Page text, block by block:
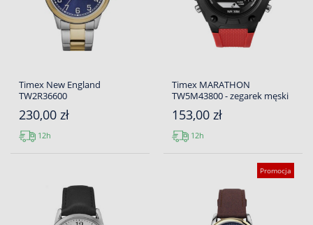
Timex New England
TW2R36600
230,00 zł
12h
Timex MARATHON
TW5M43800 - zegarek męski
153,00 zł
12h
Promocja